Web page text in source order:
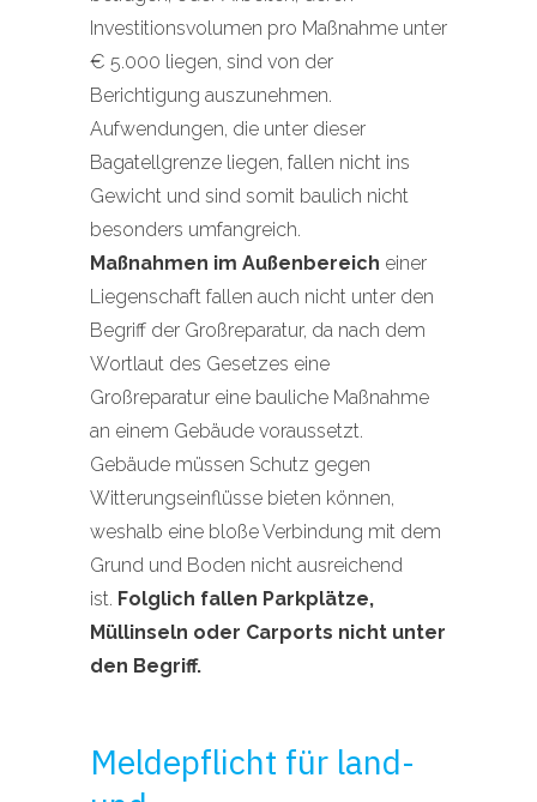
Investitionsvolumen pro Maßnahme unter
€ 5.000 liegen, sind von der
Berichtigung auszunehmen.
Aufwendungen, die unter dieser
Bagatellgrenze liegen, fallen nicht ins
Gewicht und sind somit baulich nicht
besonders umfangreich.
Maßnahmen im Außenbereich einer
Liegenschaft fallen auch nicht unter den
Begriff der Großreparatur, da nach dem
Wortlaut des Gesetzes eine
Großreparatur eine bauliche Maßnahme
an einem Gebäude voraussetzt.
Gebäude müssen Schutz gegen
Witterungseinflüsse bieten können,
weshalb eine bloße Verbindung mit dem
Grund und Boden nicht ausreichend
ist. Folglich fallen Parkplätze,
Müllinseln oder Carports nicht unter
den Begriff.
Meldepflicht für land-